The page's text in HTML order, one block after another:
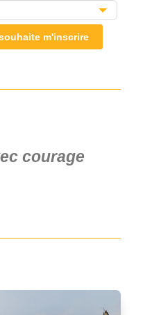
m'inscrire
courage